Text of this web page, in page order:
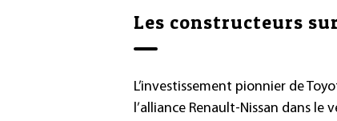
Les constructeurs
L’investissement pionnier de
l’alliance Renault-Nissan dans